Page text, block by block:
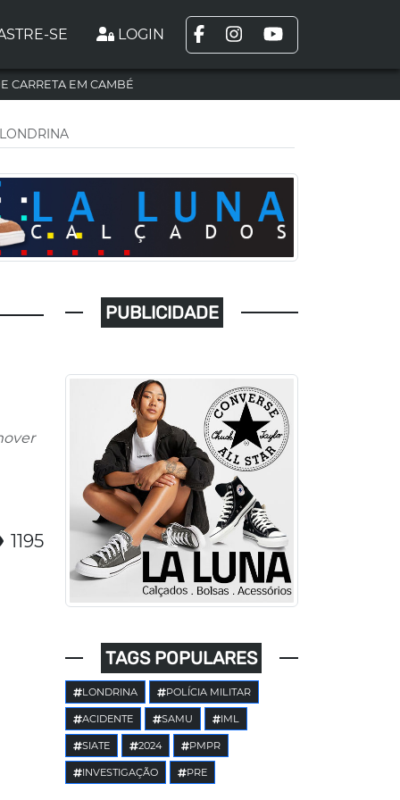
SE LOGIN
CARRETA EM CAMBÉ
1195
PUBLICIDADE
TAGS POPULARES
LONDRINA POLÍCIA MILITAR
ACIDENTE SAMU IML
SIATE 2024 PMPR
INVESTIGAÇÃO PRE